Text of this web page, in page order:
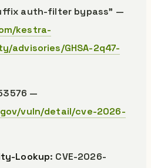
auth-filter bypass” —
kestra-
advisories/GHSA-2q47-
—
vuln/detail/cve-2026-
Lookup: CVE-2026-